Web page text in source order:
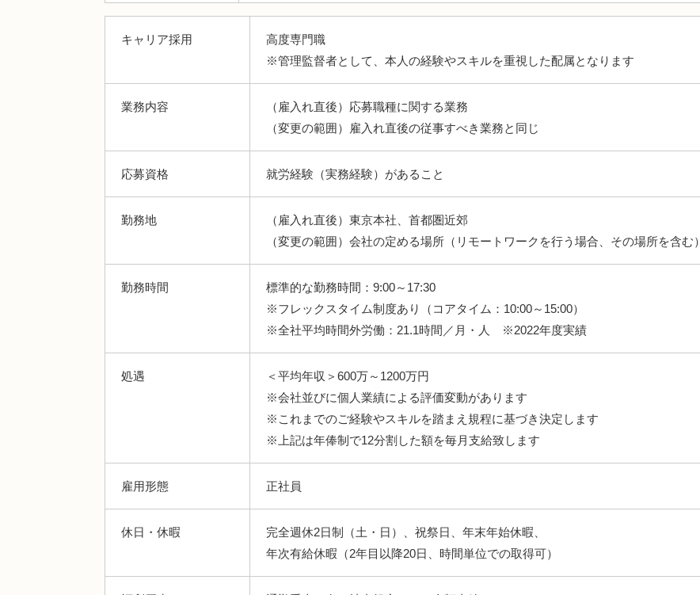
キャリア採用
高度専門職
※管理監督者として、本人の経験やスキルを重視した配属となります
業務内容
（雇入れ直後）応募職種に関する業務
（変更の範囲）雇入れ直後の従事すべき業務と同じ
応募資格 就労経験（実務経験）があること
勤務地
（雇入れ直後）東京本社、首都圏近郊
（変更の範囲）会社の定める場所（リモートワークを行う場合、その場所を含む）
勤務時間
標準的な勤務時間：9:00～17:30
※フレックスタイム制度あり（コアタイム：10:00～15:00）
※全社平均時間外労働：21.1時間／月・人 ※2022年度実績
処遇
＜平均年収＞600万～1200万円
※会社並びに個人業績による評価変動があります
※これまでのご経験やスキルを踏まえ規程に基づき決定します
※上記は年俸制で12分割した額を毎月支給致します
雇用形態 正社員
休日・休暇
完全週休2日制（土・日）、祝祭日、年末年始休暇、
年次有給休暇（2年目以降20日、時間単位での取得可）